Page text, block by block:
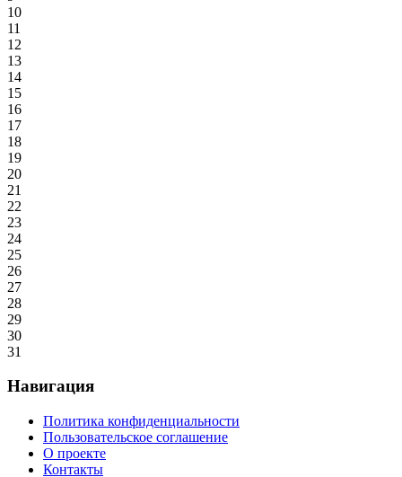
10
11
12
13
14
15
16
17
18
19
20
21
22
23
24
25
26
27
28
29
30
31
Навигация
Политика конфиденциальности
Пользовательское соглашение
О проекте
Контакты